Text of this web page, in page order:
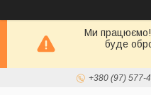
Ми працюємо!
буде
+380 (97) 577-